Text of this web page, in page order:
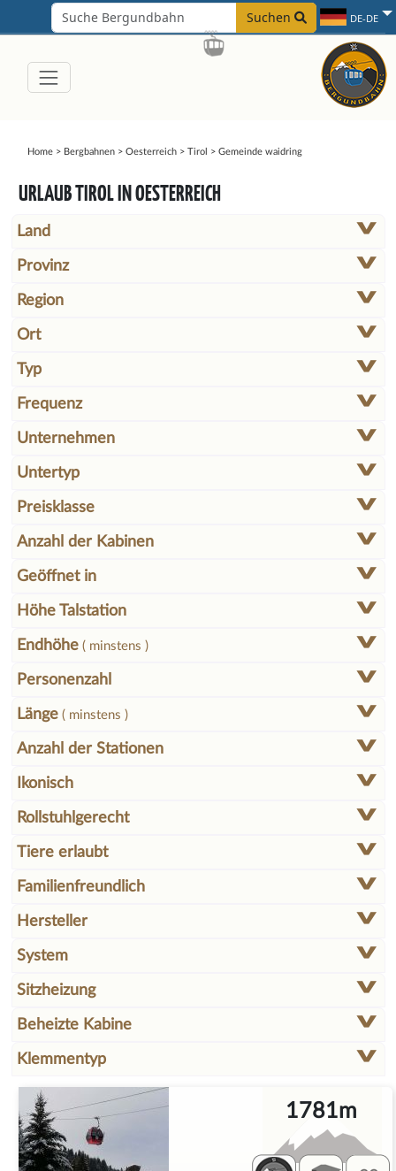
Suchen DE-DE
Home> Bergbahnen> Oesterreich> Tirol > Gemeinde waidring
URLAUB TIROL IN OESTERREICH
Land
Provinz
Region
Ort
Typ
Frequenz
Unternehmen
Untertyp
Preisklasse
Anzahl der Kabinen
Geöffnet in
Höhe Talstation
Endhöhe( minstens )
Personenzahl
Länge( minstens )
Anzahl der Stationen
Ikonisch
Rollstuhlgerecht
Tiere erlaubt
Familienfreundlich
Hersteller
System
Sitzheizung
Beheizte Kabine
Klemmentyp
1781m